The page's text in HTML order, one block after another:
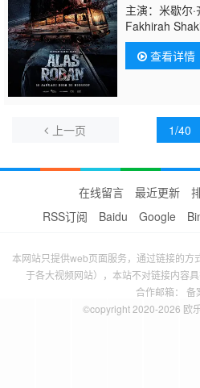
主演：米歇尔
Fakhirah
达·塞林Dewi
里特·蒂莫西
Agus
查看详情
上一页 1/40
在线留言 最近更新
RSS订阅
Baidu Google
本网站只提供web页面服务，通过链接的方
于各大视频网站），本站不对链接内容
合作邮箱： 备
©copyright 2020-2026 欧